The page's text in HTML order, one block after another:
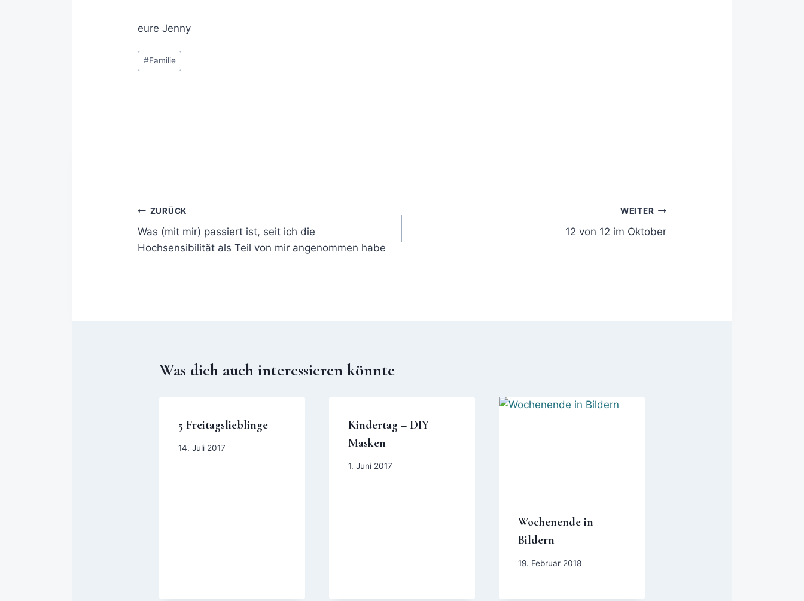
eure Jenny
#Familie
ZURÜCK
Was (mit mir) passiert ist, seit ich die
Hochsensibilität als Teil von mir angenommen habe
WEITER
12 von 12 im Oktober
Was dich auch interessieren könnte
5 Freitagslieblinge
14. Juli 2017
Kindertag – DIY
Masken
1. Juni 2017
Wochenende in
Bildern
19. Februar 2018